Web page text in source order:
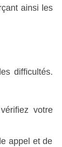
ainsi les
difficultés.
votre
appel et de